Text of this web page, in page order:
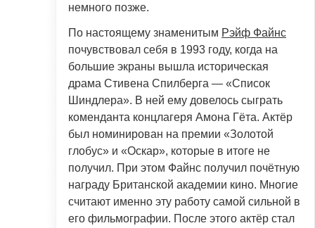
немного позже.
По настоящему знаменитым Рэйф Файнс
почувствовал себя в 1993 году, когда на
большие экраны вышла историческая
драма Стивена Спилберга — «Список
Шиндлера». В ней ему довелось сыграть
коменданта концлагеря Амона Гёта. Актёр
был номинирован на премии «Золотой
глобус» и «Оскар», которые в итоге не
получил. При этом Файнс получил почётную
награду Британской академии кино. Многие
считают именно эту работу самой сильной в
его фильмографии. После этого актёр стал